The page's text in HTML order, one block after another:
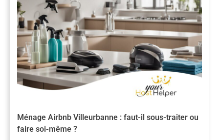
Ménage Airbnb Villeurbanne : faut-il sous-traiter ou
faire soi-même ?